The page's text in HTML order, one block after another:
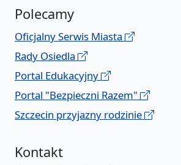
Polecamy
Oficjalny Serwis Miasta
Rady Osiedla
Portal Edukacyjny
Portal "Bezpieczni Razem"
Szczecin przyjazny rodzinie
Kontakt